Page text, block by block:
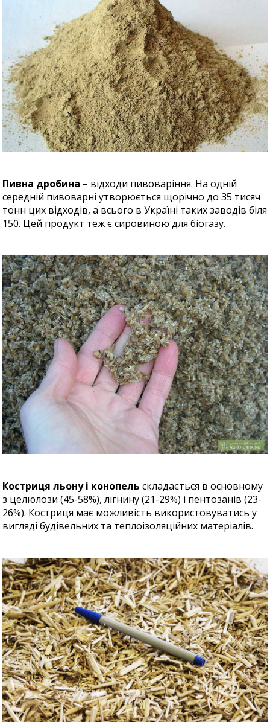
Пивна дробина – відходи пивоваріння. На одній
середній пивоварні утворюється щорічно до 35 тисяч
тонн цих відходів, а всього в Україні таких заводів біля
150. Цей продукт теж є сировиною для біогазу.
Костриця льону і конопель складається в основному
з целюлози (45-58%), лігнину (21-29%) і пентозанів (23-
26%). Костриця має можливість використовуватись у
вигляді будівельних та теплоізоляційних матеріалів.